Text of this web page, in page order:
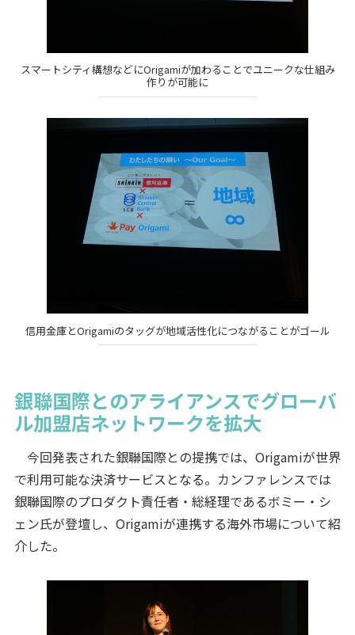
スマートシティ構想などにOrigamiが加わることでユニークな仕組み
作りが可能に
信用金庫とOrigamiのタッグが地域活性化につながることがゴール
銀聯国際とのアライアンスでグローバ
ル加盟店ネットワークを拡大
今回発表された銀聯国際との提携では、Origamiが世界
で利用可能な決済サービスとなる。カンファレンスでは
銀聯国際のプロダクト責任者・総経理であるボミー・シ
ェン氏が登壇し、Origamiが連携する海外市場について紹
介した。